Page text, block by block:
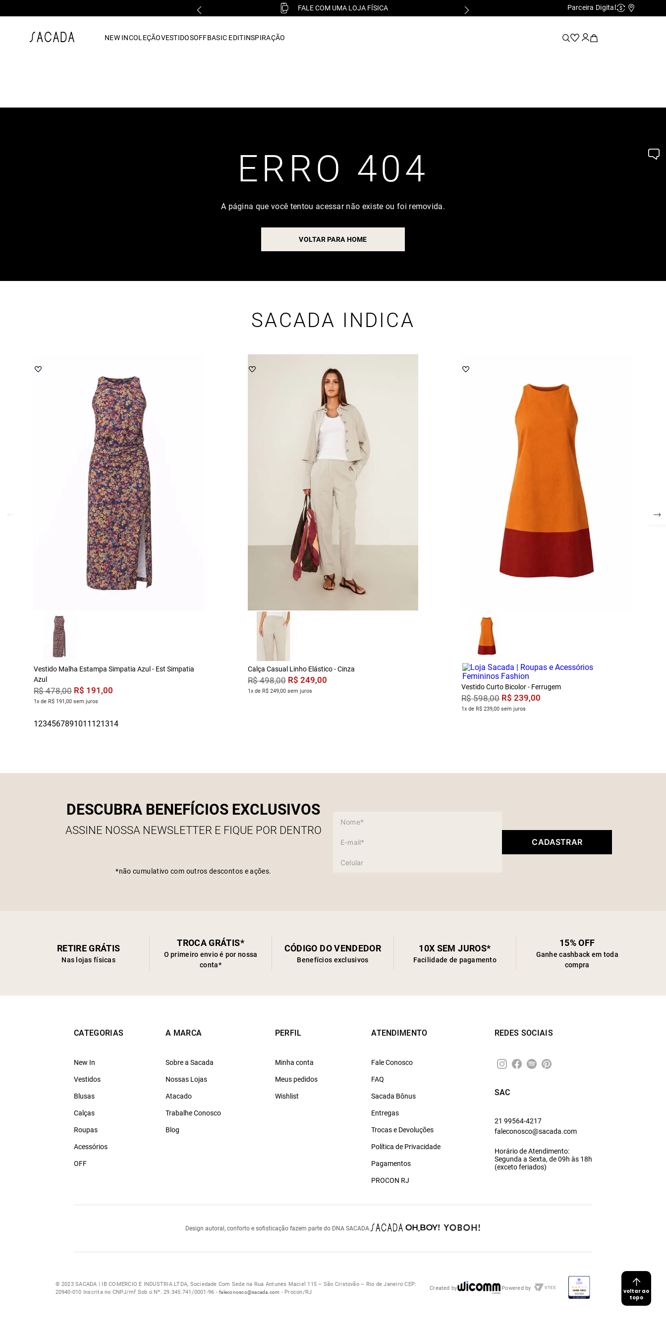
FALE COM UMA LOJA FÍSICA Parceira Digital Cashback
NEW INCOLEÇÃOVESTIDOSOFFBASIC EDITINSPIRAÇÃO
ERRO 404
A página que você tentou acessar não existe ou foi removida.
VOLTAR PARA HOME
SACADA INDICA
Vestido Malha Estampa Simpatia Azul - Est Simpatia
Azul
R$ 478,00 R$ 191 ,00
1x de R$ 191,00 sem juros
Calça Casual Linho Elástico - Cinza
R$ 498,00 R$ 249,00
1x de R$ 249,00 sem juros
Vestido Curto Bicolor - Ferrugem
R$ 598,00 R$ 239,00
1x de R$ 239,00 sem juros
voltar ao
topo
DESCUBRA BENEFÍCIOS EXCLUSIVOS
ASSINE NOSSA NEWSLETTER E FIQUE POR DENTRO
*não cumulativo com outros descontos e ações.
CADASTRAR
RETIRE GRÁTIS
Nas lojas físicas
TROCA GRÁTIS*
O primeiro envio é por nossa
conta*
CÓDIGO DO VENDEDOR
Benefícios exclusivos
10X SEM JUROS*
Facilidade de pagamento
15% OFF
Ganhe cashback em toda
compra
CATEGORIAS
New In
Vestidos
Blusas
Calças
Roupas
Acessórios
OFF
A MARCA
Sobre a Sacada
Nossas Lojas
Atacado
Trabalhe Conosco
Blog
PERFIL
Minha conta
Meus pedidos
Wishlist
ATENDIMENTO
Fale Conosco
FAQ
Sacada Bônus
Entregas
Trocas e Devoluções
Política de Privacidade
Pagamentos
PROCON RJ
REDES SOCIAIS
SAC
21 99564-4217
faleconosco@sacada.com
Horário de Atendimento:
Segunda a Sexta, de 09h às 18h
(exceto feriados)
Design autoral, conforto e sofisticação fazem parte do DNA SACADA.
© 2023 SACADA | IB COMERCIO E INDUSTRIA LTDA, Sociedade Com Sede na Rua Antunes Maciel 115 – São Cristovão – Rio de Janeiro CEP:
20940-010 Inscrita no CNPJ/mf Sob o Nº. 29.345.741/0001-96 -faleconosco@sacada.com - Procon/RJ
Created by Powered by
vestido midi
7º macacão